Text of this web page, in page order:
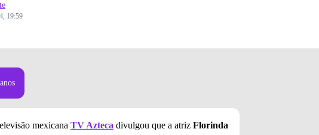
19:59
mexicana TV Azteca divulgou que a atriz Florinda